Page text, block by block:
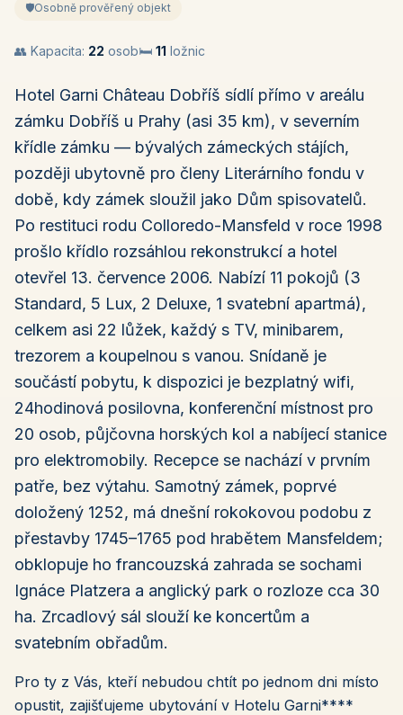
🛡️Osobně prověřený objekt
👥 Kapacita: 22 osob🛏️ 11 ložnic
Hotel Garni Château Dobříš sídlí přímo v areálu
zámku Dobříš u Prahy (asi 35 km), v severním
křídle zámku — bývalých zámeckých stájích,
později ubytovně pro členy Literárního fondu v
době, kdy zámek sloužil jako Dům spisovatelů.
Po restituci rodu Colloredo-Mansfeld v roce 1998
prošlo křídlo rozsáhlou rekonstrukcí a hotel
otevřel 13. července 2006. Nabízí 11 pokojů (3
Standard, 5 Lux, 2 Deluxe, 1 svatební apartmá),
celkem asi 22 lůžek, každý s TV, minibarem,
trezorem a koupelnou s vanou. Snídaně je
součástí pobytu, k dispozici je bezplatný wifi,
24hodinová posilovna, konferenční místnost pro
20 osob, půjčovna horských kol a nabíjecí stanice
pro elektromobily. Recepce se nachází v prvním
patře, bez výtahu. Samotný zámek, poprvé
doložený 1252, má dnešní rokokovou podobu z
přestavby 1745–1765 pod hrabětem Mansfeldem;
obklopuje ho francouzská zahrada se sochami
Ignáce Platzera a anglický park o rozloze cca 30
ha. Zrcadlový sál slouží ke koncertům a
svatebním obřadům.
Pro ty z Vás, kteří nebudou chtít po jednom dni místo
opustit, zajišťujeme ubytování v Hotelu Garni****